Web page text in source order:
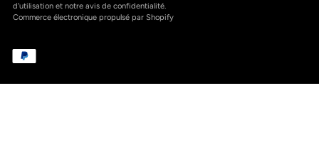
d'utilisation et notre avis de confidentialité.
Commerce électronique propulsé par Shopify